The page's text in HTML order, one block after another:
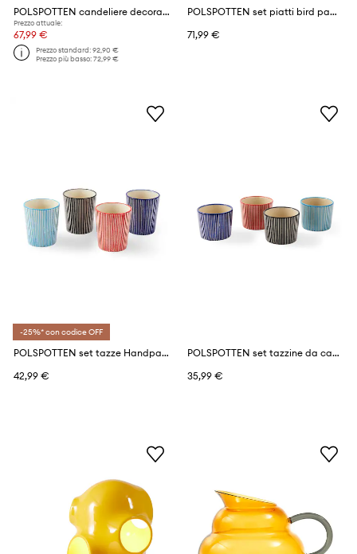
POLSPOTTEN candeliere decorativo Beads S/12 x 34 cm
Prezzo attuale:
67,99 €
Prezzo standard:92,90 €
Prezzo più basso:72,99 €
POLSPOTTEN set piatti bird patterned 27 cm pacco da 2
71,99 €
-25%* con codice OFF
POLSPOTTEN set tazze Handpainted 210 ml pacco da 4
42,99 €
POLSPOTTEN set tazzine da caffe Handpainted 150 ml pacco da 4
35,99 €